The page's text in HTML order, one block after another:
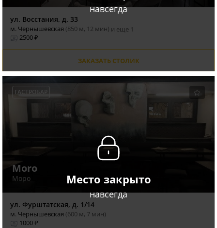
навсегда
ул. Восстания, д. 33
м. Чернышевская (850 м, 12 мин) и еще 1
2500 ₽
ЗАКАЗАТЬ СТОЛИК
Место закрыто
навсегда
ГАСТРОБАР
Moro
Моро
ул. Фурштатская, д. 1/14
м. Чернышевская (600 м, 7 мин)
1000 ₽